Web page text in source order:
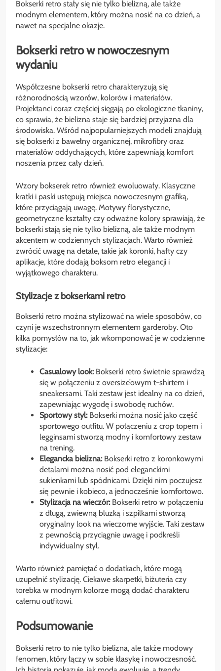
Bokserki retro stały się nie tylko bielizną, ale także
modnym elementem, który można nosić na co dzień, a
nawet na specjalne okazje.
Bokserki retro w nowoczesnym
wydaniu
Współczesne bokserki retro charakteryzują się
różnorodnością wzorów, kolorów i materiałów.
Projektanci coraz częściej sięgają po ekologiczne tkaniny,
co sprawia, że bielizna staje się bardziej przyjazna dla
środowiska. Wśród najpopularniejszych modeli znajdują
się bokserki z bawełny organicznej, mikrofibry oraz
materiałów oddychających, które zapewniają komfort
noszenia przez cały dzień.
Wzory bokserek retro również ewoluowały. Klasyczne
kratki i paski ustępują miejsca nowoczesnym grafiką,
które przyciągają uwagę. Motywy florystyczne,
geometryczne kształty czy odważne kolory sprawiają, że
bokserki stają się nie tylko bielizną, ale także modnym
akcentem w codziennych stylizacjach. Warto również
zwrócić uwagę na detale, takie jak koronki, hafty czy
aplikacje, które dodają boksom retro elegancji i
wyjątkowego charakteru.
Stylizacje z bokserkami retro
Bokserki retro można stylizować na wiele sposobów, co
czyni je wszechstronnym elementem garderoby. Oto
kilka pomysłów na to, jak wkomponować je w codzienne
stylizacje:
Casualowy look:Bokserki retro świetnie sprawdzą
się w połączeniu z oversize’owym t-shirtem i
sneakersami. Taki zestaw jest idealny na co dzień,
zapewniając wygodę i swobodę ruchów.
Sportowy styl:Bokserki można nosić jako część
sportowego outfitu. W połączeniu z crop topem i
legginsami stworzą modny i komfortowy zestaw
na trening.
Elegancka bielizna:Bokserki retro z koronkowymi
detalami można nosić pod eleganckimi
sukienkami lub spódnicami. Dzięki nim poczujesz
się pewnie i kobieco, a jednocześnie komfortowo.
Stylizacja na wieczór:Bokserki retro w połączeniu
z długą, zwiewną bluzką i szpilkami stworzą
oryginalny look na wieczorne wyjście. Taki zestaw
z pewnością przyciągnie uwagę i podkreśli
indywidualny styl.
Warto również pamiętać o dodatkach, które mogą
uzupełnić stylizację. Ciekawe skarpetki, biżuteria czy
torebka w modnym kolorze mogą dodać charakteru
całemu outfitowi.
Podsumowanie
Bokserki retro to nie tylko bielizna, ale także modowy
fenomen, który łączy w sobie klasykę i nowoczesność.